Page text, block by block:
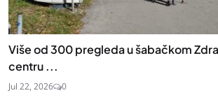
Više od 300 pregleda u šabačkom
centru ...
Jul 22, 2026 0